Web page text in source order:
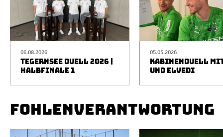
06.08.2026
TEGERNSEE DUELL 2026 |
HALBFINALE 1
05.05.2026
KABINENDUELL
UND ELVEDI
FOHLENVERANTWORTUNG